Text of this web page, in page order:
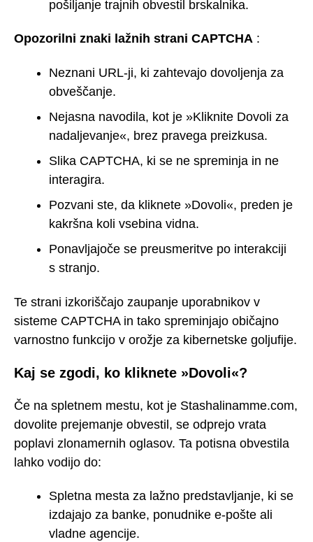
pošiljanje trajnih obvestil brskalnika.
Opozorilni znaki lažnih strani CAPTCHA :
Neznani URL-ji, ki zahtevajo dovoljenja za
obveščanje.
Nejasna navodila, kot je »Kliknite Dovoli za
nadaljevanje«, brez pravega preizkusa.
Slika CAPTCHA, ki se ne spreminja in ne
interagira.
Pozvani ste, da kliknete »Dovoli«, preden je
kakršna koli vsebina vidna.
Ponavljajoče se preusmeritve po interakciji
s stranjo.
Te strani izkoriščajo zaupanje uporabnikov v
sisteme CAPTCHA in tako spreminjajo običajno
varnostno funkcijo v orožje za kibernetske goljufije.
Kaj se zgodi, ko kliknete »Dovoli«?
Če na spletnem mestu, kot je Stashalinamme.com,
dovolite prejemanje obvestil, se odprejo vrata
poplavi zlonamernih oglasov. Ta potisna obvestila
lahko vodijo do:
Spletna mesta za lažno predstavljanje, ki se
izdajajo za banke, ponudnike e-pošte ali
vladne agencije.